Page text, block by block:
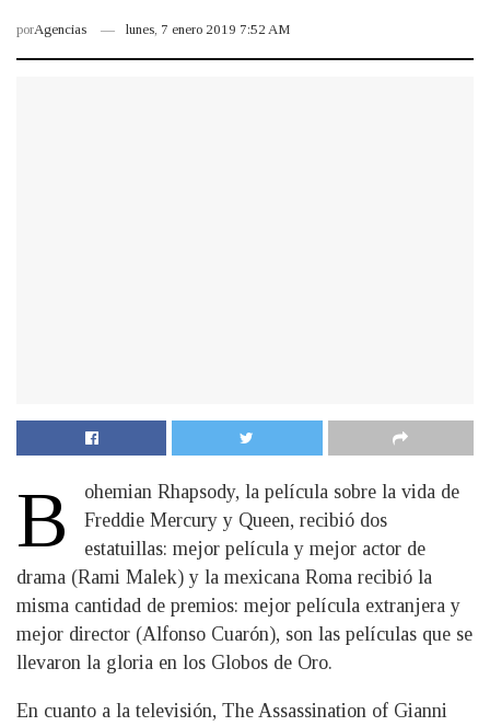
porAgencias lunes, 7 enero 2019 7:52 AM
B
ohemian Rhapsody, la película sobre la vida de
Freddie Mercury y Queen, recibió dos
estatuillas: mejor película y mejor actor de
drama (Rami Malek) y la mexicana Roma recibió la
misma cantidad de premios: mejor película extranjera y
mejor director (Alfonso Cuarón), son las películas que se
llevaron la gloria en los Globos de Oro.
En cuanto a la televisión, The Assassination of Gianni